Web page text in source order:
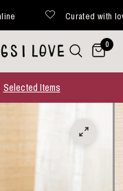
Curated with love
0
Selected Items